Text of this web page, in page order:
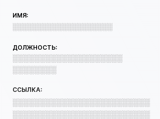
ИМЯ:
░░░░░░░░░░░░░░░░░░░░
ДОЛЖНОСТЬ:
░░░░░░░░░░░░░░░░░░░░
░░░░░░░░
ССЫЛКА:
░░░░░░░░░░░░░░░░░░░░░░░░░
░░░░░░░░░░░░░░░░░░░░░░░░░